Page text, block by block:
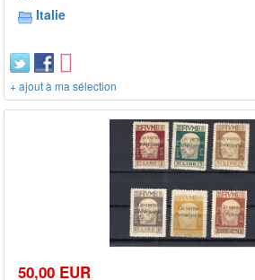
Italie
+ ajout à ma sélection
50,00 EUR